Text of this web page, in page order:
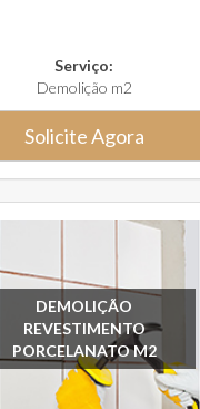
Serviço:
Demolição m2
Solicite Agora
DEMOLIÇÃO
REVESTIMENTO
PORCELANATO M2